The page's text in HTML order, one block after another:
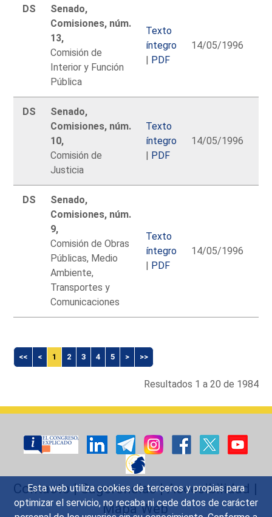
Esta web utiliza cookies de terceros y propias para
optimizar el servicio, no recaba ni cede datos de carácter
de
publicaciones
DS
Senado,
Comisiones, núm.
13,
Comisión de
Interior y Función
Pública
Texto
íntegro
| PDF
14/05/1996
DS
Senado,
Comisiones, núm.
10,
Comisión de
Justicia
Texto
íntegro
| PDF
14/05/1996
DS
Senado,
Comisiones, núm.
9,
Comisión de Obras
Públicas, Medio
Ambiente,
Transportes y
Comunicaciones
Texto
íntegro
| PDF
14/05/1996
<< < 1 2 3 4 5 > >>
Resultados 1 a 20 de 1984
Contacto|Sugerencias|Accesibilidad |
Mapa Web